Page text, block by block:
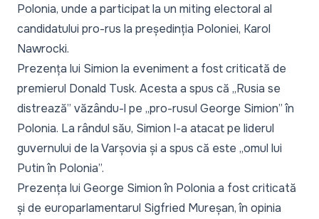
Polonia, unde a participat la un miting electoral al
candidatului pro-rus la președinția Poloniei, Karol
Nawrocki.
Prezența lui Simion la eveniment a fost criticată de
premierul Donald Tusk. Acesta a spus că „Rusia se
distrează” văzându-l pe „pro-rusul George Simion” în
Polonia. La rândul său, Simion l-a atacat pe liderul
guvernului de la Varșovia și a spus că este „omul lui
Putin în Polonia”.
Prezența lui George Simion în Polonia a fost criticată
și de europarlamentarul Sigfried Mureșan, în opinia